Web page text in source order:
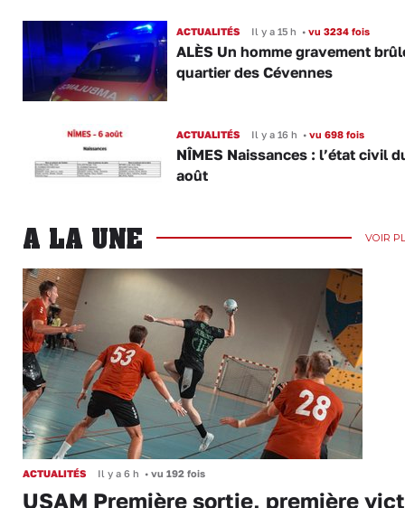
ACTUALITÉS Il y a 15 h •vu 3234 fois
ALÈS Un homme gravement
quartier des Cévennes
ACTUALITÉS Il y a 16 h •vu 698 fois
NÎMES Naissances : l’état civil
août
A LA UNE VOIR
ACTUALITÉS Il y a 6 h • vu 192 fois
USAM Première sortie, première